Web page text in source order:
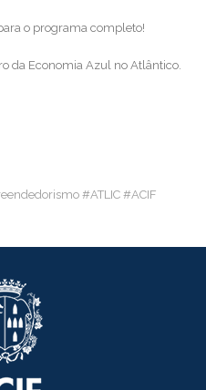
o programa completo!
da Economia Azul no Atlântico.
#ATLIC #ACIF